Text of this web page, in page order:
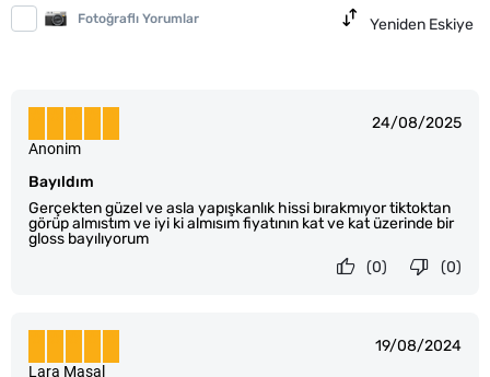
Fotoğraflı Yorumlar Yeniden Eskiye
24/08/2025
Bayıldım
Gerçekten güzel ve asla yapışkanlık hissi bırakmıyor tiktoktan
görüp almıstım ve iyi ki almısım fiyatının kat ve kat üzerinde bir
gloss bayılıyorum
Anonim
(0)
(0)
19/08/2024
Lara Masal